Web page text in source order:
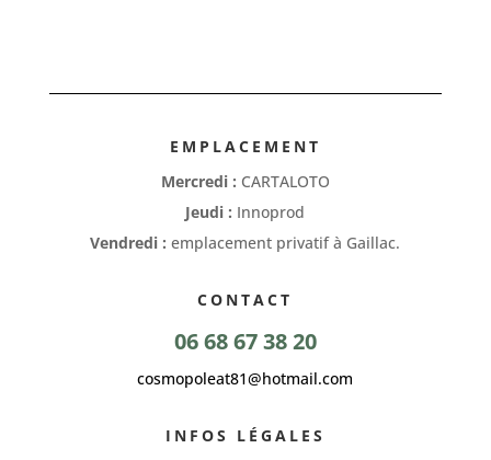
EMPLACEMENT
Mercredi : CARTALOTO
Jeudi : Innoprod
Vendredi :emplacement privatif à Gaillac.
CONTACT
06 68 67 38 20
cosmopoleat81@hotmail.com
INFOS LÉGALES